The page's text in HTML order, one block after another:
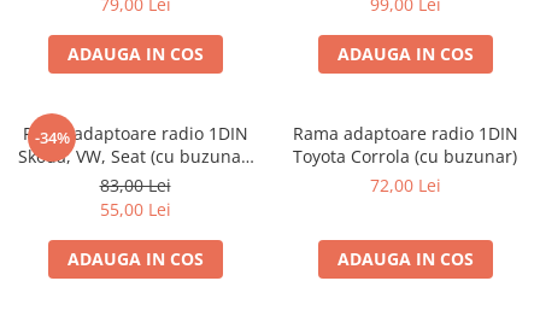
ADAUGA IN COS ADAUGA IN COS
-34%
Rama adaptoare radio 1DIN
Skoda, VW, Seat (cu buzunar)
40.145
83,00 Lei
55,00 Lei
ADAUGA IN COS
Rama adaptoare radio 1DIN
Toyota Corrola (cu buzunar)
72,00 Lei
ADAUGA IN COS